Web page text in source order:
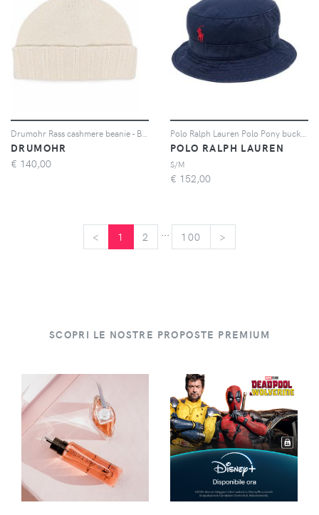
DRUMOHR
€ 140,00
POLO RALPH LAUREN
S/M
€ 152,00
< 1 2 100 >
SCOPRI LE NOSTRE PROPOSTE PREMIUM